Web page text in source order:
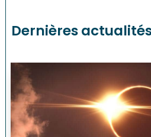
Dernières